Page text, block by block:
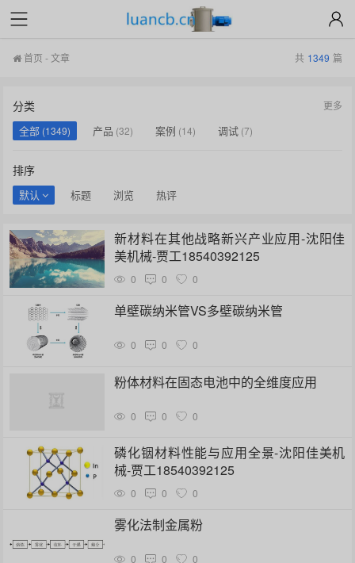
首页 -文章 共 1349 篇
分类
全部 (1349) 产品 (32) 案例 (14) 调试 (7)
更多
排序
默认 标题 浏览 热评
新材料在其他战略新兴产业应用-沈阳佳
美机械-贾工18540392125
0 0 0
单壁碳纳米管VS多壁碳纳米管
0 0 0
粉体材料在固态电池中的全维度应用
0 0 0
磷化铟材料性能与应用全景-沈阳佳美机
械-贾工18540392125
0 0 0
雾化法制金属粉
0 0 0